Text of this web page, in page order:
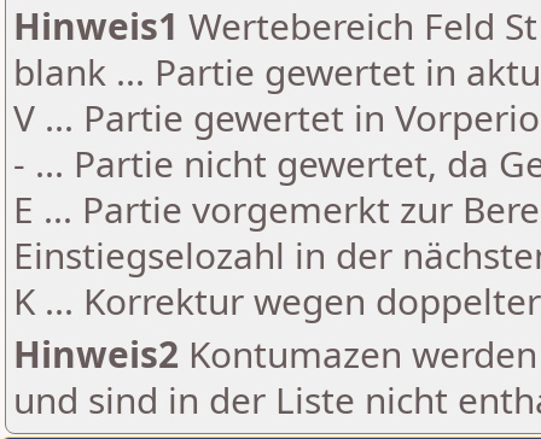
Hinweis1 Wertebereich Feld
blank ... Partie gewertet in
V ... Partie gewertet in
- ... Partie nicht gewertet, da
E ... Partie vorgemerkt zur
Einstiegselozahl in der
K ... Korrektur wegen
Hinweis2 Kontumazen
und sind in der Liste nicht